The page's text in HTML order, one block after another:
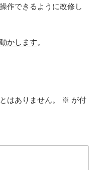
作できるように改修し
かします。
はありません。 ※ が付